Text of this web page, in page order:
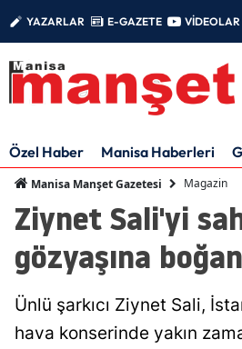
YAZARLAR E-GAZETE VİDEOLAR
Özel Haber Manisa Haberleri
Manisa Manşet Gazetesi Magazin
Ziynet Sali'yi
gözyaşına
Ünlü şarkıcı Ziynet Sali,
hava konserinde yakın